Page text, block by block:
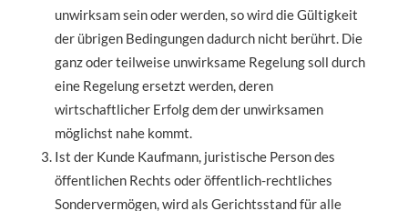
unwirksam sein oder werden, so wird die Gültigkeit
der übrigen Bedingungen dadurch nicht berührt. Die
ganz oder teilweise unwirksame Regelung soll durch
eine Regelung ersetzt werden, deren
wirtschaftlicher Erfolg dem der unwirksamen
möglichst nahe kommt.
Ist der Kunde Kaufmann, juristische Person des
öffentlichen Rechts oder öffentlich-rechtliches
Sondervermögen, wird als Gerichtsstand für alle